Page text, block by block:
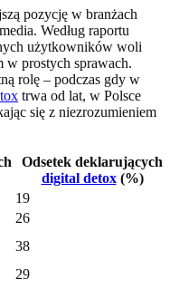
pozycję w branżach
Według raportu
użytkowników woli
w prostych sprawach.
rolę – podczas gdy w
trwa od lat, w Polsce
się z niezrozumieniem
Odsetek deklarujących
digital detox(%)
19
26
38
29